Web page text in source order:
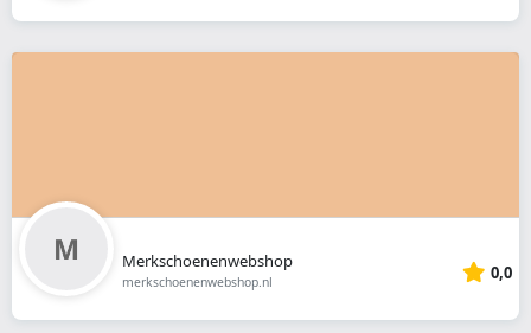
Merkschoenenwebshop
merkschoenenwebshop.nl 0,0